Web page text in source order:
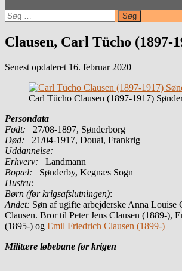
Søg
efter:
Clausen, Carl Tücho (1897-
Senest opdateret 16. februar 2020
Carl Tücho Clausen (1897-1917)
Persondata
Født: 27/08-1897, Sønderborg
Død: 21/04-1917, Douai, Frankrig
Uddannelse: –
Erhverv: Landmann
Bopæl: Sønderby, Kegnæs Sogn
Hustru: –
Børn (før krigsafslutningen): –
Andet: Søn af ugifte arbejderske Anna Louise
Clausen. Bror til Peter Jens Clausen (1889-),
(1895-) og Emil Friedrich Clausen (1899-)
Militære løbebane før krigen
–